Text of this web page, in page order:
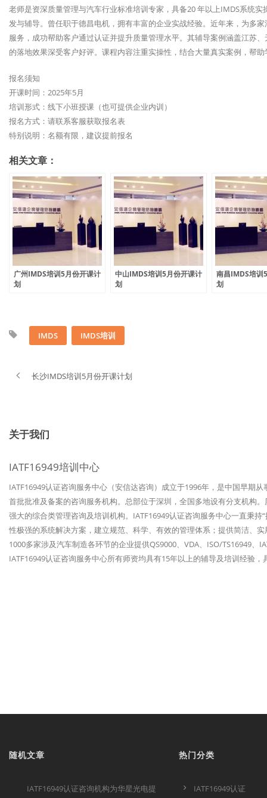
老师是资深质量管理与汽车行业标准培训专家，具备20 年以上IMDS系统
发与辅导。曾任职于德昌电机，拥有丰富的企业实战经验。近年来，为多
服务，成功帮助客户通过认证并提升质量管理水平。其辅导案例涵盖江苏
的落地效果深受客户好评。课程内容注重实操性，结合大量真实案例，帮
报名须知
开课时间：2025年5月
培训形式：线下小班授课（也可提供企业内训）
报名方式：请联系客服获取报名表
特别说明：名额有限，建议提前报名
相关文章：
广州IMDS培训5月份开课计
划
中山IMDS培训5月份开课计
划
南昌IMDS培训
划
IMDS IMDS培训
长沙IMDS培训5月份开课计划
关于我们
IATF16949培训中心
IATF16949认证咨询服务中心（安信达咨询）成立于1996年，是中国早期
首批批准及备案的咨询服务机构。总部位于深圳，全国多地设有分支机构
强大的综合类管理咨询及培训机构。IATF16949认证咨询服务中心一直秉
性极强的系统解决方案，建立规范、科学、有效的管理体系；提供简洁、
1000多家涉及汽车制造各环节的企业提供QS9000、VDA、ISO/TS16949
IATF16949认证咨询服务中心所有师资均具有15年以上的辅导及培训经验
随机文章
IATF16949认证咨询机构为华星光电提
热门分类
IATF16949认证